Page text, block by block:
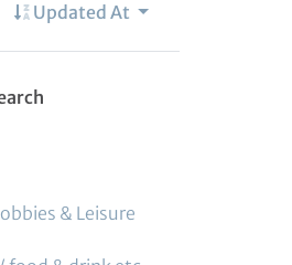
Updated At
& Leisure